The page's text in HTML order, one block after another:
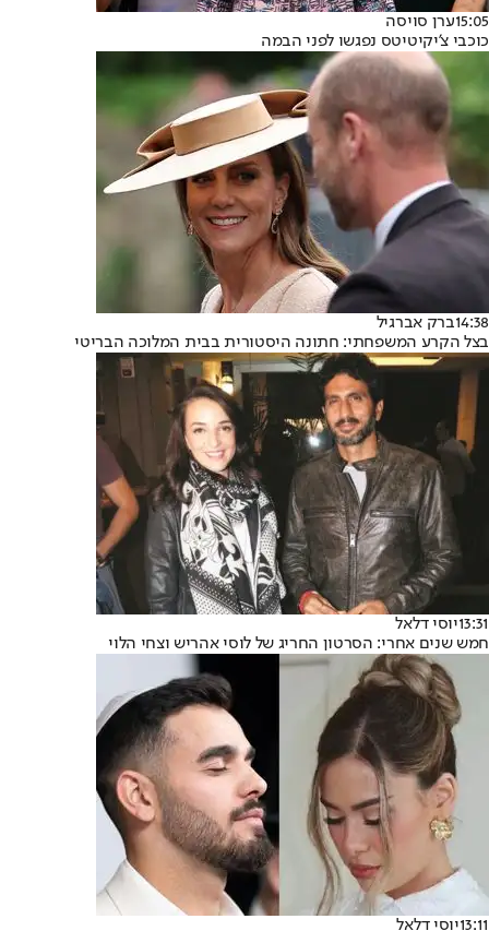
15:05ערן סויסה
כוכבי צ'יקיטיטס נפגשו לפני הבמה
14:38ברק אברגיל
בצל הקרע המשפחתי: חתונה היסטורית בבית המלוכה הבריטי
13:31יוסי דלאל
חמש שנים אחרי: הסרטון החריג של לוסי אהריש וצחי הלוי
13:11יוסי דלאל